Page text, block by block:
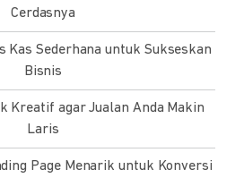
Cerdasnya
Kas Sederhana untuk Sukseskan
Bisnis
Kreatif agar Jualan Anda Makin
Laris
Page Menarik untuk Konversi